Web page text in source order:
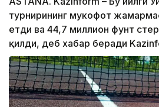
турнирининг мукофот
етди ва 44,7 миллион фунт
қилди, деб хабар беради